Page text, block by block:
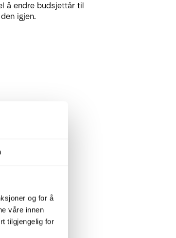
og for å
våre innen
tilgjengelig for
å endre budsjettår til
igjen.